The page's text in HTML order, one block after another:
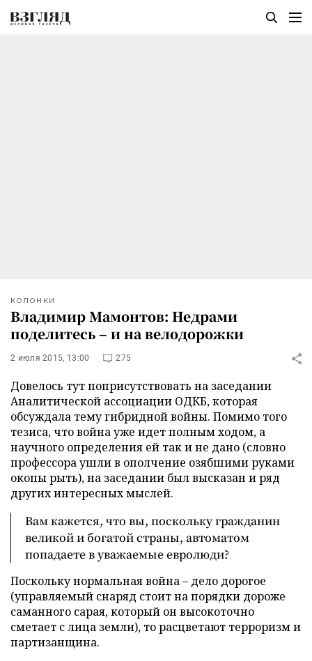
КОЛОНКИ
Владимир Мамонтов: Недрами
поделитесь – и на велодорожки
2 июля 2015, 13:00 275
Довелось тут поприсутствовать на заседании
Аналитической ассоциации ОДКБ, которая
обсуждала тему гибридной войны. Помимо того
тезиса, что война уже идет полным ходом, а
научного определения ей так и не дано (словно
профессора ушли в ополчение озябшими руками
окопы рыть), на заседании был высказан и ряд
других интересных мыслей.
Вам кажется, что вы, поскольку гражданин
великой и богатой страны, автоматом
попадаете в уважаемые евролюди?
Поскольку нормальная война – дело дорогое
(управляемый снаряд стоит на порядки дороже
саманного сарая, который он высокоточно
сметает с лица земли), то расцветают терроризм и
партизанщина.